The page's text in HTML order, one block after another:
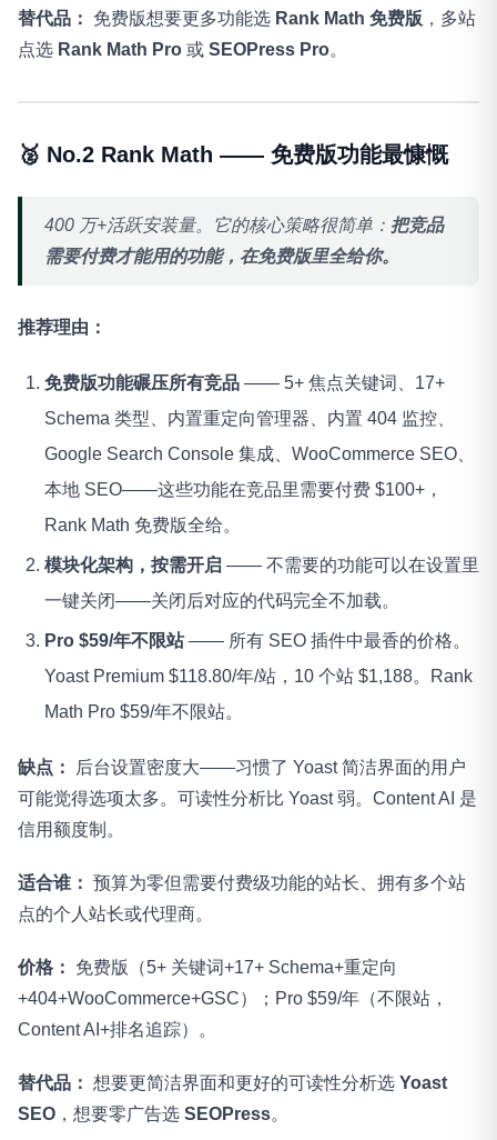
替代品： 免费版想要更多功能选 Rank Math 免费版 ，多站
点选 Rank Math Pro 或 SEOPress Pro。
🥈 No.2 Rank Math —— 免费版功能最慷慨
400 万+活跃安装量。它的核心策略很简单： 把竞品
需要付费才能用的功能，在免费版里全给你。
推荐理由：
免费版功能碾压所有竞品 —— 5+ 焦点关键词、17+
Schema 类型、内置重定向管理器、内置 404 监控、
Google Search Console 集成、WooCommerce SEO、
本地 SEO——这些功能在竞品里需要付费 $100+，
Rank Math 免费版全给。
模块化架构，按需开启 —— 不需要的功能可以在设置里
一键关闭——关闭后对应的代码完全不加载。
Pro $59/年不限站—— 所有 SEO 插件中最香的价格。
Yoast Premium $118.80/年/站，10 个站 $1,188。Rank
Math Pro $59/年不限站。
缺点：
后台设置密度大——习惯了 Yoast 简洁界面的用户
可能觉得选项太多。可读性分析比 Yoast 弱。Content AI 是
信用额度制。
适合谁： 预算为零但需要付费级功能的站长、拥有多个站
点的个人站长或代理商。
价格：
免费版（5+ 关键词+17+ Schema+重定向
+404+WooCommerce+GSC）；Pro $59/年（不限站，
Content AI+排名追踪）。
替代品： 想要更简洁界面和更好的可读性分析选 Yoast
SEO ，想要零广告选 SEOPress。